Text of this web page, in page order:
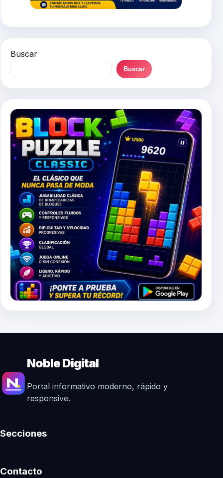
Buscar
Buscar
Noble Digital
Portal informativo moderno, rápido y
responsive.
Secciones
Contacto